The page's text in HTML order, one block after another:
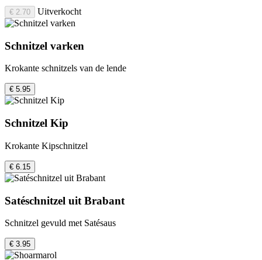
€ 2.70 Uitverkocht
Schnitzel varken
Krokante schnitzels van de lende
€ 5.95
Schnitzel Kip
Krokante Kipschnitzel
€ 6.15
Satéschnitzel uit Brabant
Schnitzel gevuld met Satésaus
€ 3.95